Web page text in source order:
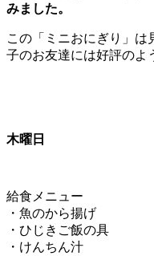
みました。
この「ミニおにぎり」は
子のお友達には好評の
木曜日
給食メニュー
・魚のから揚げ
・ひじきご飯の具
・けんちん汁